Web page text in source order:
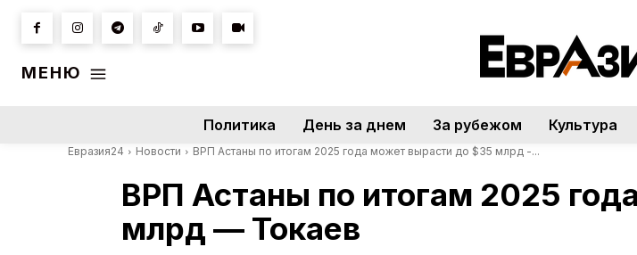
МЕНЮ
Политика День за днем За рубежом Культура
Евразия24 Новости ВРП Астаны по итогам 2025 года может вырасти до $35 млрд -...
ВРП Астаны по итогам 2025
млрд — Токаев